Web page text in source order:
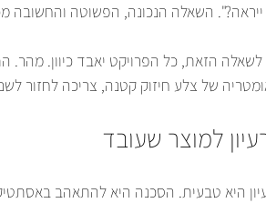
ייראה?". השאלה הנכונה, הפשוטה והחשובה
הזאת, כל הפרויקט יאבד כיוון.
של צלע חיזוק קטנה, צריכה לחזור
למוצר שעובד
היא טבעית. הסכנה היא להתאהב